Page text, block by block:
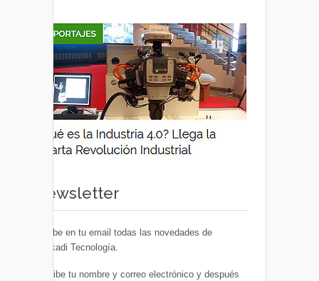
Newsletter
Recibe en tu email todas las novedades de
Euskadi Tecnología.
Escribe tu nombre y correo electrónico y después